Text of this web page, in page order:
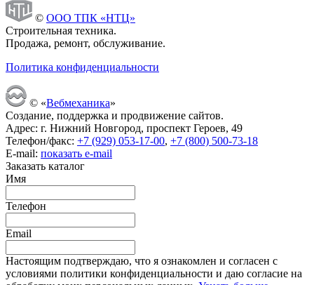
© ООО ТПК «НТЦ»
Строительная техника.
Продажа, ремонт, обслуживание.
Политика конфиденциальности
© «Вебмеханика»
Создание, поддержка и продвижение сайтов.
Адрес: г. Нижний Новгород, проспект Героев, 49
Телефон/факс: +7 (929) 053-17-00, +7 (800) 500-73-18
E-mail: показать e-mail
Заказать каталог
Имя
Телефон
Email
Настоящим подтверждаю, что я ознакомлен и согласен с
условиями политики конфиденциальности и даю согласие на